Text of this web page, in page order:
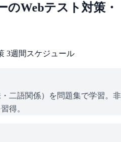
のWebテスト対策・
3週間スケジュール
二語関係）を問題集で学習。非
得。